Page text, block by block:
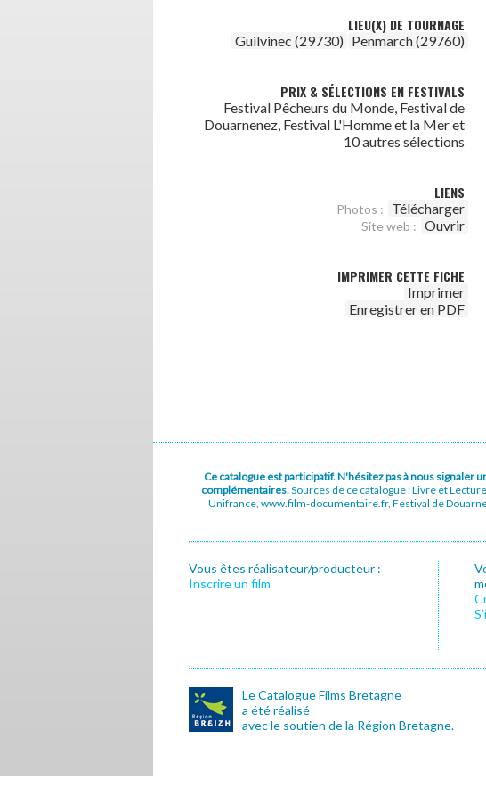
LIEU(X) DE TOURNAGE
Guilvinec (29730) Penmarch (29760)
PRIX & SÉLECTIONS EN FESTIVALS
Festival Pêcheurs du Monde, Festival de
Douarnenez, Festival L'Homme et la Mer et
10 autres sélections
LIENS
Photos : Télécharger
Site web : Ouvrir
IMPRIMER CETTE FICHE
Imprimer
Enregistrer en PDF
Ce catalogue est participatif. N'hésitez pas à nous
complémentaires.Sources de ce catalogue : Livre et
Unifrance, www.film-documentaire.fr, Festival de
Vous êtes réalisateur/producteur :
Inscrire un film
Le Catalogue Films Bretagne
a été réalisé
avec le soutien de la Région Bretagne.